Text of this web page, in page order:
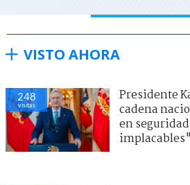
VISTO AHORA
248
visitas
Presidente
cadena
en
implacables"